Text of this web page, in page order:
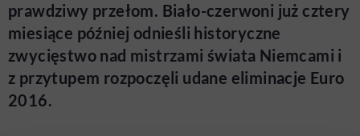
prawdziwy przełom. Biało-czerwoni już cztery
miesiące później odnieśli historyczne
zwycięstwo nad mistrzami świata Niemcami i
z przytupem rozpoczęli udane eliminacje Euro
2016.